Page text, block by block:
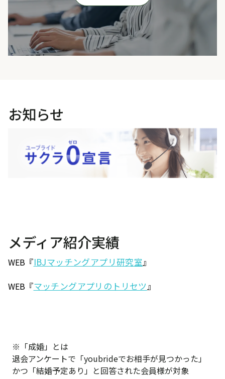
お知らせ
メディア紹介実績
WEB『IBJマッチングアプリ研究室』
WEB『マッチングアプリのトリセツ』
※「成婚」とは
退会アンケートで「youbrideでお相手が見つかった」
かつ「結婚予定あり」と回答された会員様が対象